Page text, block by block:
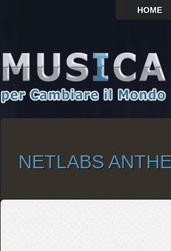
HOME
NETLABS